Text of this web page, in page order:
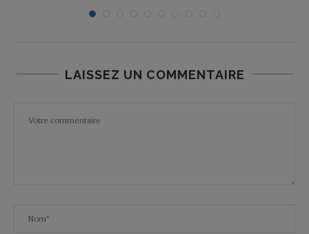
LAISSEZ UN COMMENTAIRE